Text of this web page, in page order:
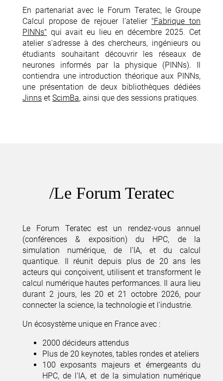
En partenariat avec le Forum Teratec, le Groupe
Calcul propose de rejouer l'atelier "Fabrique ton
PINNs" qui avait eu lieu en décembre 2025. Cet
atelier s'adresse à des chercheurs, ingénieurs ou
étudiants souhaitant découvrir les réseaux de
neurones informés par la physique (PINNs). Il
contiendra une introduction théorique aux PINNs,
une présentation de deux bibliothèques dédiées
Jinns et ScimBa, ainsi que des sessions pratiques.
Le Forum Teratec
Le Forum Teratec est un rendez-vous annuel
(conférences & exposition) du HPC, de la
simulation numérique, de l'IA, et du calcul
quantique. Il réunit depuis plus de 20 ans les
acteurs qui conçoivent, utilisent et transforment le
calcul numérique hautes performances. Il aura lieu
durant 2 jours, les 20 et 21 octobre 2026, pour
connecter la science, la technologie et l'industrie.
Un écosystème unique en France avec :
2000 décideurs attendus
Plus de 20 keynotes, tables rondes et ateliers
100 exposants majeurs et émergeants du
HPC, de l'IA, et de la simulation numérique